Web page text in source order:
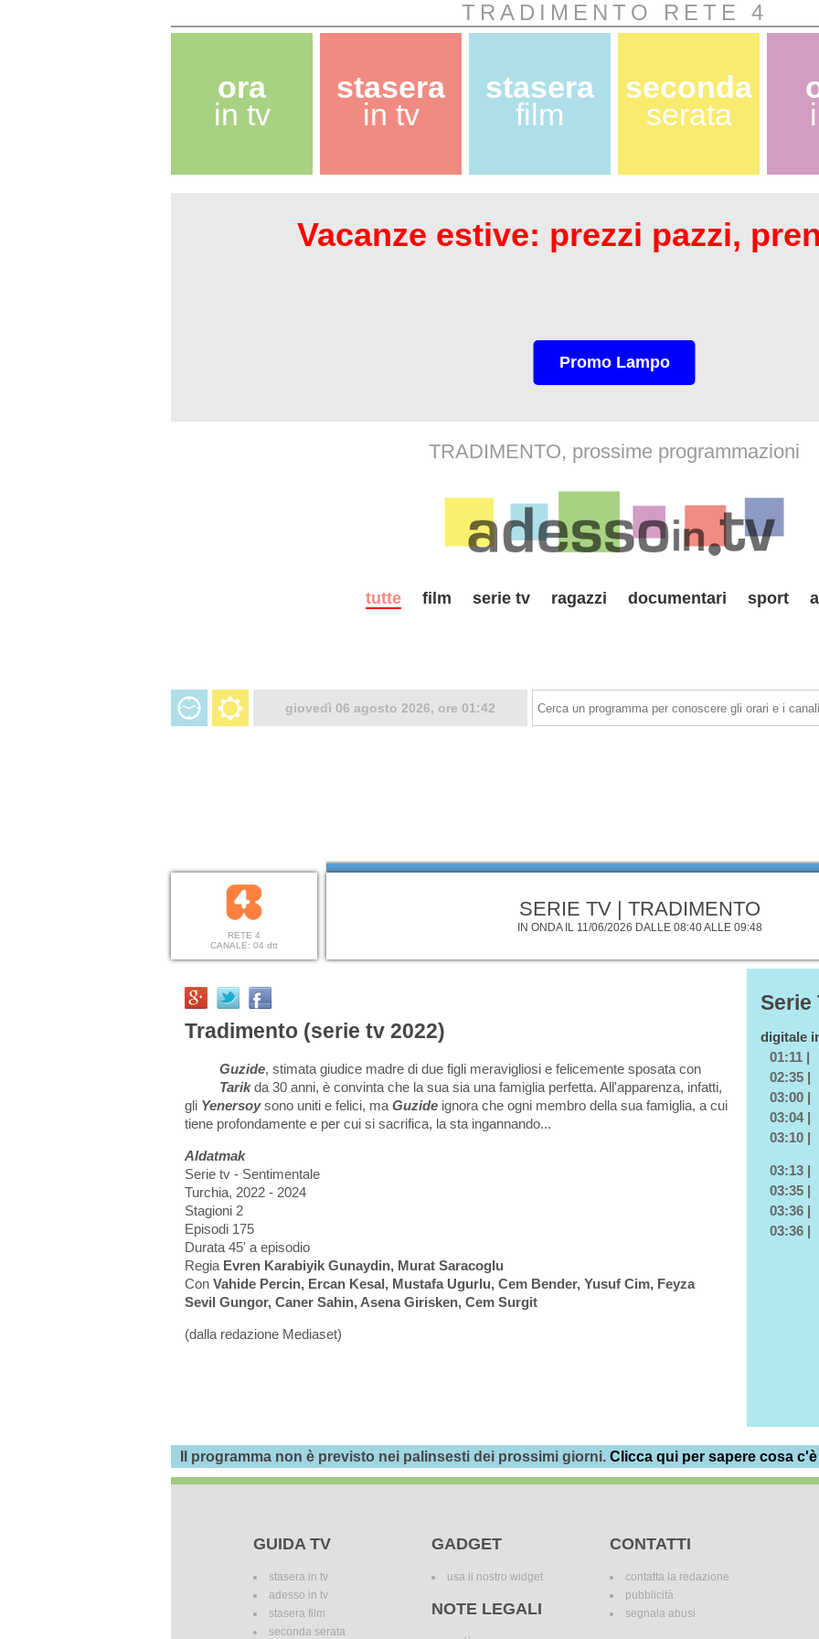
TRADIMENTO RETE 4
ora
in tv
stasera
in tv
stasera
film
seconda
serata
Vacanze estive: prezzi pazzi,
Promo Lampo
TRADIMENTO, prossime programmazioni
tutte film serie tv ragazzi documentari sport
giovedì 06 agosto 2026, ore 01:42
RETE 4
CANALE: 04 dtt
SERIE TV | TRADIMENTO
IN ONDA IL 11/06/2026 DALLE 08:40 ALLE 09:48
Tradimento (serie tv 2022)
Guzide, stimata giudice madre di due figli meravigliosi e felicemente sposata con
Tarikda 30 anni, è convinta che la sua sia una famiglia perfetta. All'apparenza, infatti,
gli Yenersoysono uniti e felici, ma Guzide ignora che ogni membro della sua famiglia, a cui
tiene profondamente e per cui si sacrifica, la sta ingannando...
Aldatmak
Serie tv - Sentimentale
Turchia, 2022 - 2024
Stagioni 2
Episodi 175
Durata 45' a episodio
Regia Evren Karabiyik Gunaydin, Murat Saracoglu
Con Vahide Percin, Ercan Kesal, Mustafa Ugurlu, Cem Bender, Yusuf Cim, Feyza
Sevil Gungor, Caner Sahin, Asena Girisken, Cem Surgit
(dalla redazione Mediaset)
Serie
digitale
01:11 |
02:35 |
03:00 |
03:04 |
03:10 |
03:13 |
03:35 |
03:36 |
03:36 |
Il programma non è previsto nei palinsesti dei prossimi giorni. Clicca qui per sapere cosa
GUIDA TV
stasera in tv
adesso in tv
stasera film
seconda serata
GADGET
usa il nostro widget
NOTE LEGALI
CONTATTI
contatta la redazione
pubblicità
segnala abusi